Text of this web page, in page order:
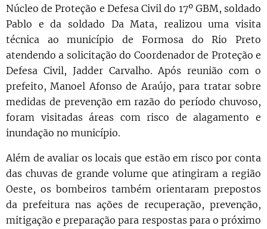
Núcleo de Proteção e Defesa Civil do 17º GBM, soldado
Pablo e da soldado Da Mata, realizou uma visita
técnica ao município de Formosa do Rio Preto
atendendo a solicitação do Coordenador de Proteção e
Defesa Civil, Jadder Carvalho. Após reunião com o
prefeito, Manoel Afonso de Araújo, para tratar sobre
medidas de prevenção em razão do período chuvoso,
foram visitadas áreas com risco de alagamento e
inundação no município.
Além de avaliar os locais que estão em risco por conta
das chuvas de grande volume que atingiram a região
Oeste, os bombeiros também orientaram prepostos
da prefeitura nas ações de recuperação, prevenção,
mitigação e preparação para respostas para o próximo